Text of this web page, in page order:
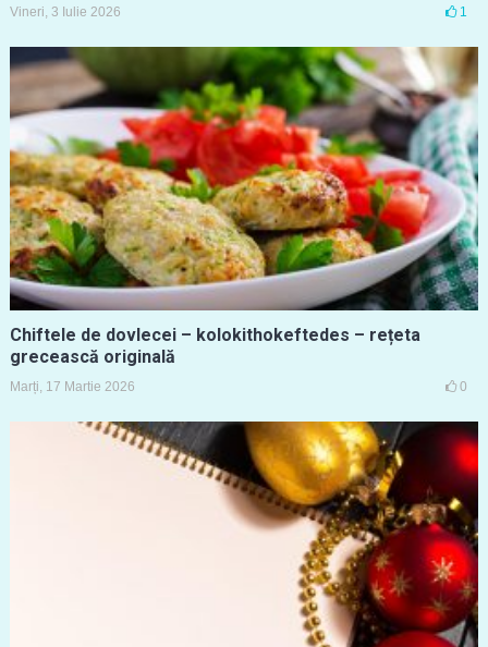
Vineri, 3 Iulie 2026 1
Chiftele de dovlecei – kolokithokeftedes – rețeta
grecească originală
Marți, 17 Martie 2026 0